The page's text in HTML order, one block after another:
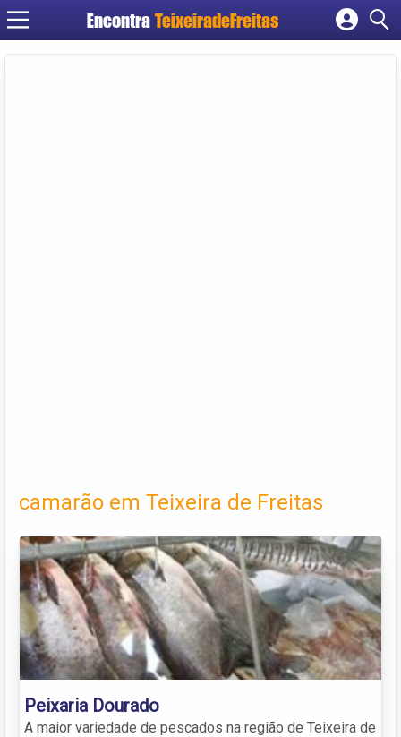
Encontra TeixeiradeFreitas
Cadastrar empresa
camarão em Teixeira de Freitas
Peixaria Dourado
A maior variedade de pescados na região de Teixeira de